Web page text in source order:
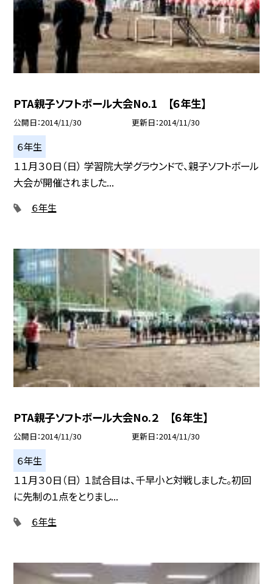
PTA親子ソフトボール大会No.1 【６年生】
公開日 2014/11/30 更新日 2014/11/30
６年生
１１月３０日（日） 学習院大学グラウンドで、親子ソフトボール
大会が開催されました...
６年生
PTA親子ソフトボール大会No.２ 【６年生】
公開日 2014/11/30 更新日 2014/11/30
６年生
１１月３０日（日） １試合目は、千早小と対戦しました。初回
に先制の１点をとりまし...
６年生